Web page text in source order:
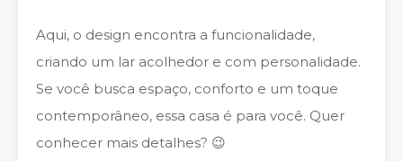
Aqui, o design encontra a funcionalidade,
criando um lar acolhedor e com personalidade.
Se você busca espaço, conforto e um toque
contemporâneo, essa casa é para você. Quer
conhecer mais detalhes? 😉